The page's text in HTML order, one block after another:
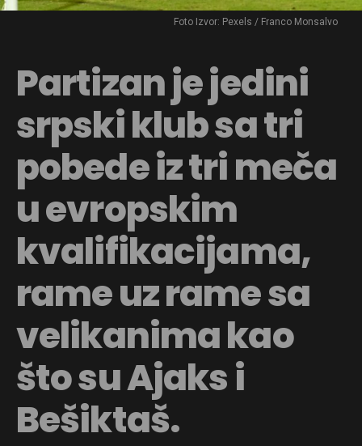
Foto Izvor: Pexels / Franco Monsalvo
Partizan je jedini
srpski klub sa tri
pobede iz tri meča
u evropskim
kvalifikacijama,
rame uz rame sa
velikanima kao
što su Ajaks i
Bešiktaš.